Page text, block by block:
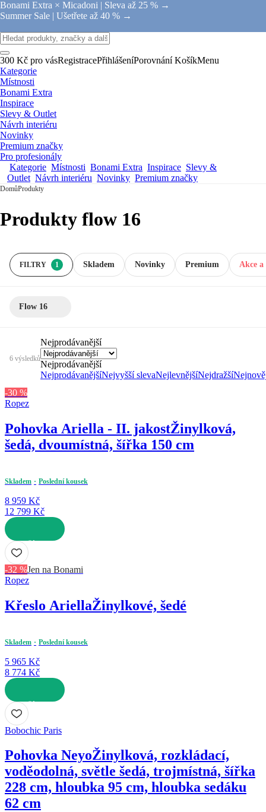
Bonami Extra × Micadoni | Sleva až 25 % →
Summer Sale | Ušetřete až 40 % →
300 Kč pro vásRegistracePřihlášeníPorovnání KošíkMenu
Kategorie
Místnosti
Bonami Extra
Inspirace
Slevy & Outlet
Návrh interiéru
Novinky
Premium značky
Pro profesionály
Kategorie Místnosti Bonami Extra Inspirace Slevy &
Outlet Návrh interiéru Novinky Premium značky
DomůProdukty
Produkty flow 16
FILTRY 1 Skladem Akce a
Novinky Premium
Flow 16
6 výsledků
Nejprodávanější
Nejprodávanější
NejprodávanějšíNejvyšší slevaNejlevnějšíNejdražší
-30 %
Ropez
Pohovka Ariella - II. jakostŽinylková,
šedá, dvoumístná, šířka 150 cm
Skladem Poslední kousek
8 959 Kč
12 799 Kč
DO KOŠÍKU
-32 %Jen na Bonami
Ropez
Křeslo AriellaŽinylkové, šedé
Skladem Poslední kousek
5 965 Kč
8 774 Kč
DO KOŠÍKU
Bobochic Paris
Pohovka NeyoŽinylková, rozkládací,
voděodolná, světle šedá, trojmístná, šířka
228 cm, hloubka 95 cm, hloubka sedáku
62 cm